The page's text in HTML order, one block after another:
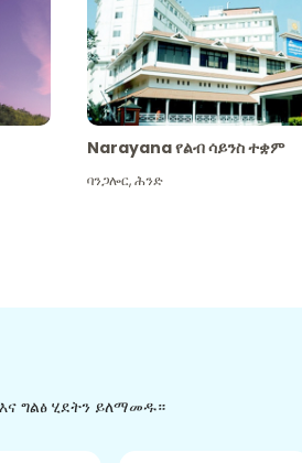
Narayana የልብ ሳይንስ ተቋም
ባንጋሎር,ሕንድ
ግልፅ ሂደትን ይለማመዱ።